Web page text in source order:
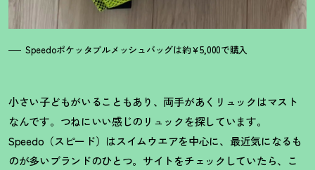
Speedoポケッタブルメッシュバッグは約￥5,000で購入
小さい子どもがいることもあり、両手があくリュックはマスト
なんです。つねにいい感じのリュックを探しています。
Speedo（スピード）はスイムウエアを中心に、最近気になるも
のが多いブランドのひとつ。サイトをチェックしていたら、こ